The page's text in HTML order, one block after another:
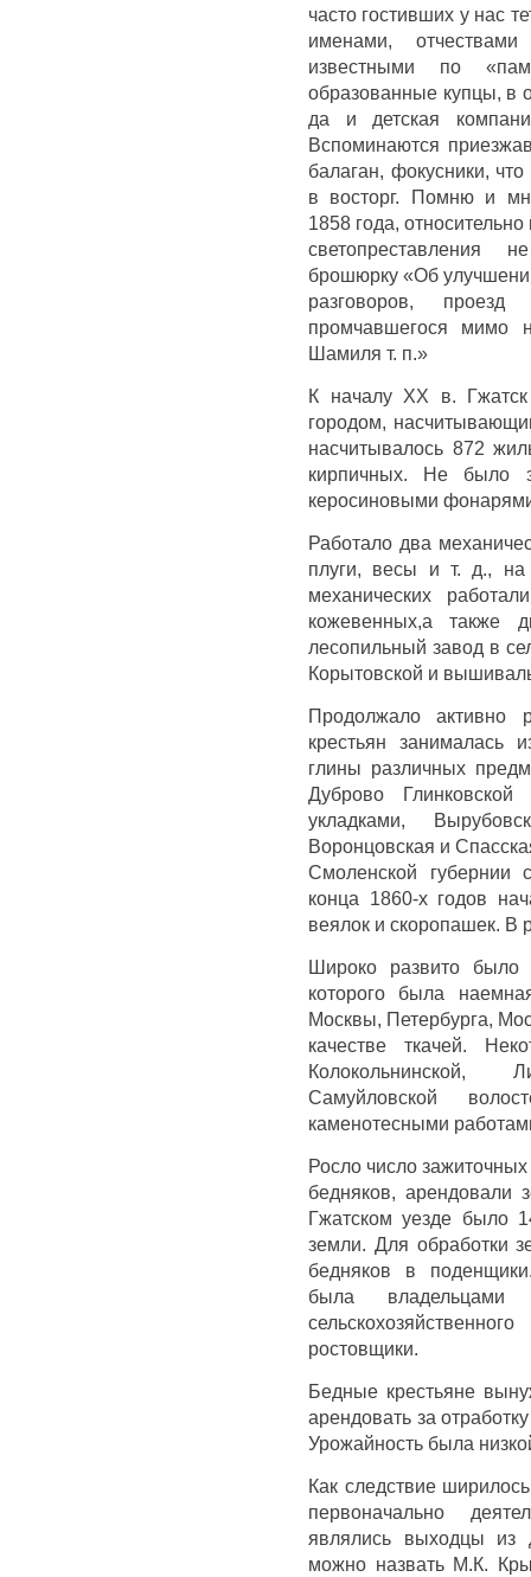
часто гостивших у нас
именами,
известными по
образованные купцы, в
да и детская
Вспоминаются
балаган, фокусники,
в восторг. Помню и
1858 года,
светопреставления
брошюрку «Об
разговоров,
промчавшегося мимо
Шамиля т. п.»
К началу ХХ в.
городом,
насчитывалось 872
кирпичных. Не было
керосиновыми
Работало два
плуги, весы и т. д.,
механических
кожевенных,а также
лесопильный завод в
Корытовской и
Продолжало активно
крестьян занималась
глины различных
Дуброво
укладками,
Воронцовская и
Смоленской губернии
конца 1860-х годов
веялок и скоропашек. В
Широко развито было
которого была
Москвы, Петербурга,
качестве ткачей.
Колокольнинской,
Самуйловской
каменотесными
Росло число
бедняков,
Гжатском уезде было
земли. Для обработки
бедняков в
была владельцами
ростовщики.
Бедные крестьяне
арендовать за
Урожайность была
Как следствие
первоначально
являлись выходцы из
можно назвать М.К.